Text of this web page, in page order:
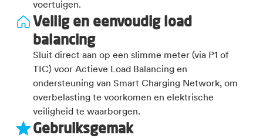
voertuigen.
Veilig en eenvoudig load
balancing
Sluit direct aan op een slimme meter (via P1 of
TIC) voor Actieve Load Balancing en
ondersteuning van Smart Charging Network, om
overbelasting te voorkomen en elektrische
veiligheid te waarborgen.
Gebruiksgemak